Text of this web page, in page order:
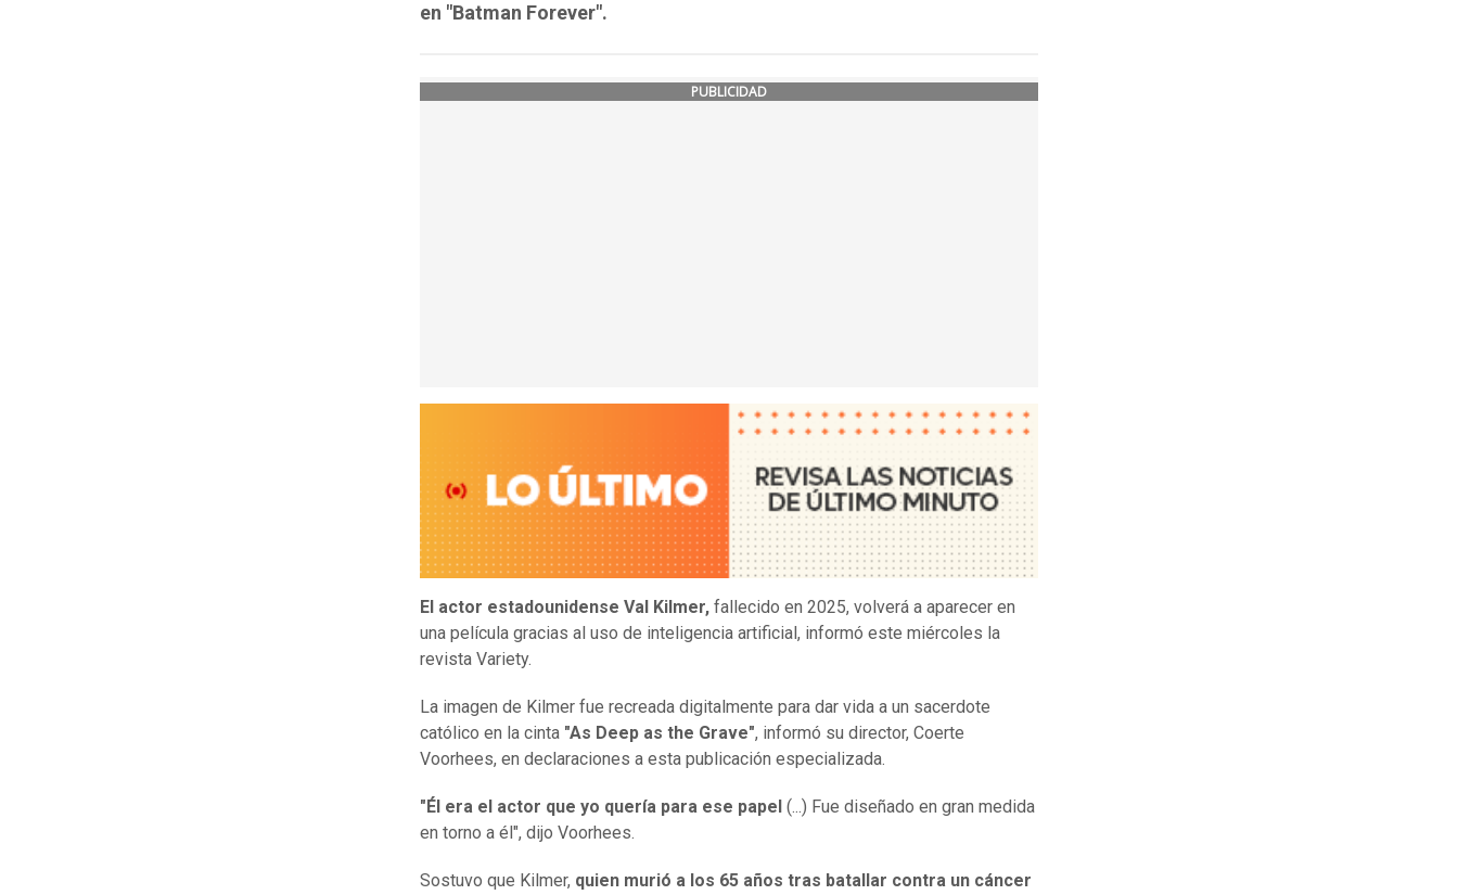
en "Batman Forever".
PUBLICIDAD
El actor estadounidense Val Kilmer, fallecido en 2025, volverá a aparecer en
una película gracias al uso de inteligencia artificial, informó este miércoles la
revista Variety.
La imagen de Kilmer fue recreada digitalmente para dar vida a un sacerdote
católico en la cinta "As Deep as the Grave", informó su director, Coerte
Voorhees, en declaraciones a esta publicación especializada.
"Él era el actor que yo quería para ese papel (...) Fue diseñado en gran medida
en torno a él", dijo Voorhees.
Sostuvo que Kilmer, quien murió a los 65 años tras batallar contra un cáncer